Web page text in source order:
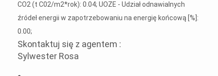
CO2 (t C02/m2*rok): 0.04; UOZE - Udział odnawialnych
źródeł energii w zapotrzebowaniu na energię końcową [%]:
0.00;
Skontaktuj się z agentem :
Sylwester Rosa